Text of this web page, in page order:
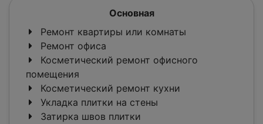
Основная
Ремонт квартиры или комнаты
Ремонт офиса
Косметический ремонт офисного
помещения
Косметический ремонт кухни
Укладка плитки на стены
Затирка швов плитки